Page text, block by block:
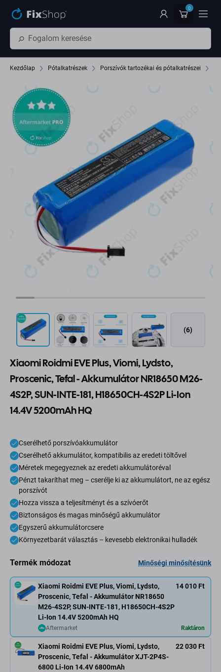
0
Kezdőlap Pótalkatrészek Porszívók tartozékai és pótalkatrészei
(6)
Xiaomi Roidmi EVE Plus, Viomi, Lydsto,
Proscenic, Tefal - Akkumulátor NR18650 M26-
4S2P, SUN-INTE-181, H18650CH-4S2P Li-Ion
14.4V 5200mAh HQ
Cserélhető porszívóakkumulátor
Cserélhető akkumulátor, kompatibilis az eredeti töltővel
Méretek megegyeznek az eredeti akkumulátoréval
Pénzt takaríthat meg – cserélje ki az akkumulátort, ne az egész
porszívót
Hozza vissza a teljesítményt és a szívóerőt
Biztonságos és magas minőségű akkumulátor
Egyszerű akkumulátorcsere
Környezetbarát választás – kevesebb elektronikai hulladék
Termék módozat Minőségi minősítésünk
Xiaomi Roidmi EVE Plus, Viomi, Lydsto,
Proscenic, Tefal - Akkumulátor XJT-2P4S-
6800 Li-Ion 14.4V 6800mAh
22 030 Ft
Xiaomi Roidmi EVE Plus, Viomi, Lydsto,
Proscenic, Tefal - Akkumulátor NR18650
M26-4S2P, SUN-INTE-181, H18650CH-4S2P
Li-Ion 14.4V 5200mAh HQ
14 010 Ft
Aftermarket Raktáron